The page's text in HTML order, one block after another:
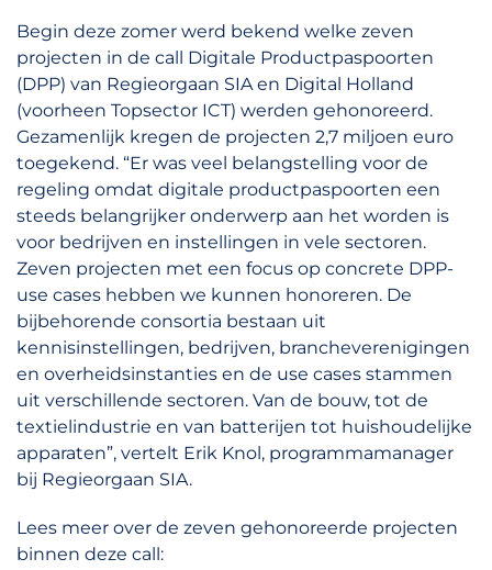
Begin deze zomer werd bekend welke zeven
projecten in de call Digitale Productpaspoorten
(DPP) van Regieorgaan SIA en Digital Holland
(voorheen Topsector ICT) werden gehonoreerd.
Gezamenlijk kregen de projecten 2,7 miljoen euro
toegekend. “Er was veel belangstelling voor de
regeling omdat digitale productpaspoorten een
steeds belangrijker onderwerp aan het worden is
voor bedrijven en instellingen in vele sectoren.
Zeven projecten met een focus op concrete DPP-
use cases hebben we kunnen honoreren. De
bijbehorende consortia bestaan uit
kennisinstellingen, bedrijven, brancheverenigingen
en overheidsinstanties en de use cases stammen
uit verschillende sectoren. Van de bouw, tot de
textielindustrie en van batterijen tot huishoudelijke
apparaten”, vertelt Erik Knol, programmamanager
bij Regieorgaan SIA.
Lees meer over de zeven gehonoreerde projecten
binnen deze call: